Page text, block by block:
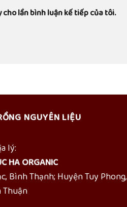
lần bình luận kế tiếp của tôi.
NGUYÊN LIỆU
lý:
HA ORGANIC
Bình Thạnh; Huyện Tuy Phong,
Thuận